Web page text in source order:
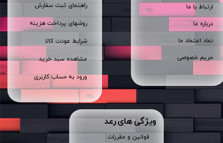
ارتباط با ما
درباره ما
نماد اعتماد ما
حریم خصوصی
راهنمای ثبت سفارش
روشهای پرداخت هزینه
شرایط عودت کالا
مشاهده سبد خرید
ورود به حساب کاربری
ویژگی های رعد
قوانین و مقررات